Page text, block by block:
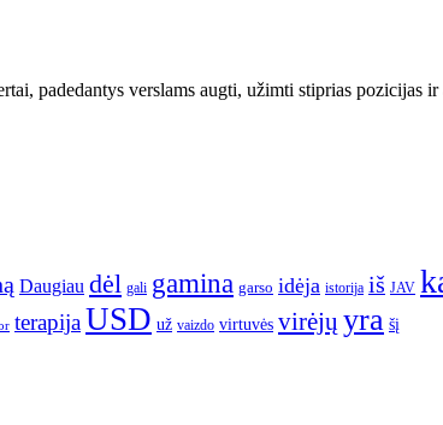
padedantys verslams augti, užimti stiprias
Daugiau dėl gali gamina garso idėja istorija iš JAV
terapijaUSD už vaizdo virtuvės virėjų yra šį